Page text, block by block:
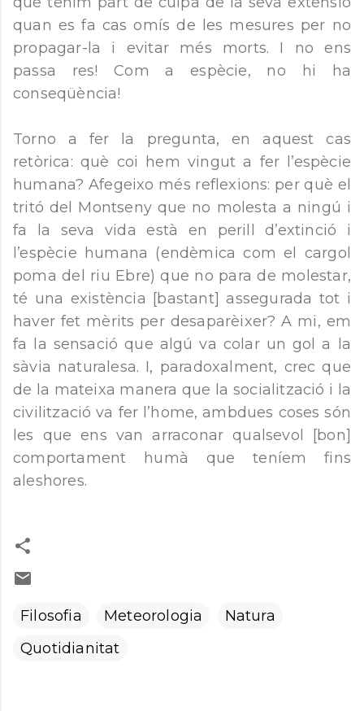
quan es fa cas omís de les mesures per no
propagar-la i evitar més morts. I no ens
passa res! Com a espècie, no hi ha
conseqüència!
Torno a fer la pregunta, en aquest cas
retòrica: què coi hem vingut a fer l’espècie
humana? Afegeixo més reflexions: per què el
tritó del Montseny que no molesta a ningú i
fa la seva vida està en perill d’extinció i
l’espècie humana (endèmica com el cargol
poma del riu Ebre) que no para de molestar,
té una existència [bastant] assegurada tot i
haver fet mèrits per desaparèixer? A mi, em
fa la sensació que algú va colar un gol a la
sàvia naturalesa. I, paradoxalment, crec que
de la mateixa manera que la socialització i la
civilització va fer l’home, ambdues coses són
les que ens van arraconar qualsevol [bon]
comportament humà que teníem fins
aleshores.
Filosofia Meteorologia
Natura
Quotidianitat